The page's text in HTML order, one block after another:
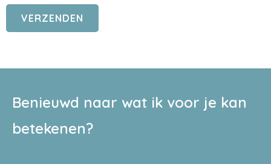
Benieuwd naar wat ik voor je kan
betekenen?